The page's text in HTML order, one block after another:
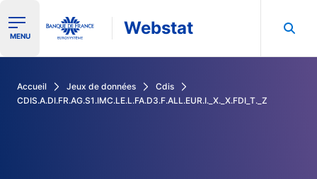
Ouvrir le menu de navigation
MENU Webstat
Accueil Jeux de données
Cdis
CDIS.A.DI.FR.AG.S1.IMC.LE.L.FA.D3.F.ALL.EUR.I._X._X.FDI_T._Z